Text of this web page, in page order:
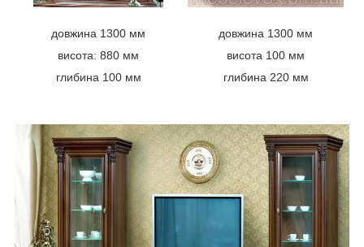
довжина 1300 мм
висота: 880 мм
глибина 100 мм
довжина 1300 мм
висота 100 мм
глибина 220 мм